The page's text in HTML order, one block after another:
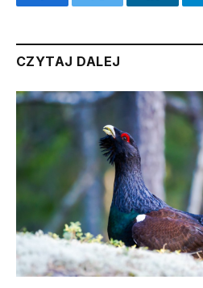
FacebookTwitter
CZYTAJ DALEJ